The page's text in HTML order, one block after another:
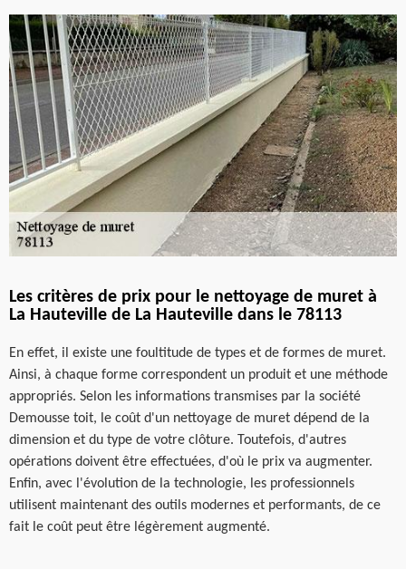
Les critères de prix pour le nettoyage de muret à
La Hauteville de La Hauteville dans le 78113
En effet, il existe une foultitude de types et de formes de muret.
Ainsi, à chaque forme correspondent un produit et une méthode
appropriés. Selon les informations transmises par la société
Demousse toit, le coût d'un nettoyage de muret dépend de la
dimension et du type de votre clôture. Toutefois, d'autres
opérations doivent être effectuées, d'où le prix va augmenter.
Enfin, avec l'évolution de la technologie, les professionnels
utilisent maintenant des outils modernes et performants, de ce
fait le coût peut être légèrement augmenté.